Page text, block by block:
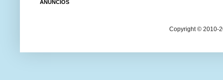
ANUNCIOS
Copyright © 2010-